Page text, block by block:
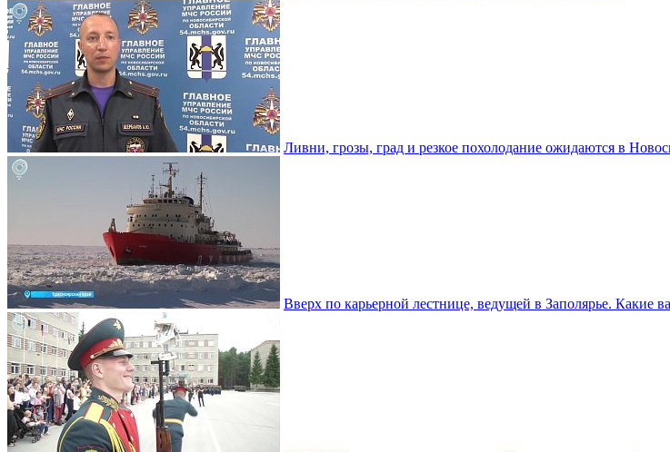
Ливни, грозы, град и резкое похолодание ожидаются в
Вверх по карьерной лестнице, ведущей в Заполярье. Какие